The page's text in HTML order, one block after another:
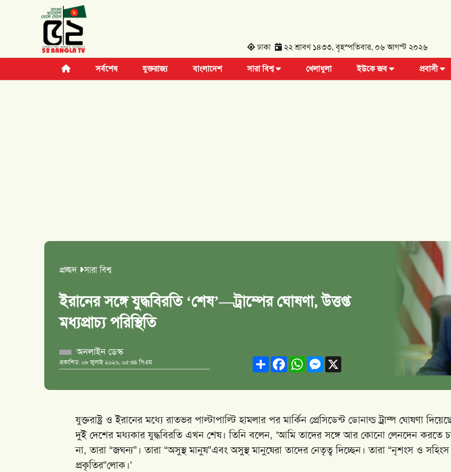
ঢাকা ২২ শ্রাবণ ১৪৩৩, বৃহস্পতিবার, ০৬ আগস্ট ২০২৬
সর্বশেষ যুক্তরাজ্য বাংলাদেশ সারা বিশ্ব খেলাধুলা ইউকে জব প্রবাসী
প্রচ্ছদ সারা বিশ্ব
ইরানের সঙ্গে যুদ্ধবিরতি ‘শেষ’—ট্রাম্পের ঘোষণা, উত্তপ্ত
মধ্যপ্রাচ্য পরিস্থিতি
অনলাইন ডেস্ক
প্রকাশিত: ০৮ জুলাই ২০২৬, ০৫:৩৪ পিএম ShareFacebookWhatsAppMessenger
X
যুক্তরাষ্ট্র ও ইরানের মধ্যে রাতভর পাল্টাপাল্টি হামলার পর মার্কিন প্রেসিডেন্ট ডোনাল্ড ট্রাম্প ঘোষণা
দুই দেশের মধ্যকার যুদ্ধবিরতি এখন শেষ। তিনি বলেন, ‘আমি তাদের সঙ্গে আর কোনো লেনদেন করতে
না, তারা “জঘন্য”। তারা “অসুস্থ মানুষ”এবং অসুস্থ মানুষেরা তাদের নেতৃত্ব দিচ্ছেন। তারা “নৃশংস ও সহিংস
প্রকৃতির”লোক।’